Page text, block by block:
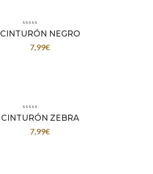
CINTURÓN NEGRO
7,99€
CINTURÓN ZEBRA
7,99€